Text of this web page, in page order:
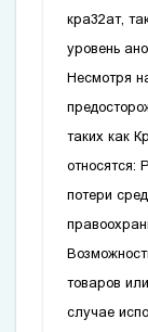
кра32ат‚
уровень
Несмотря
таких как
относятся:
потери
товаров
случае